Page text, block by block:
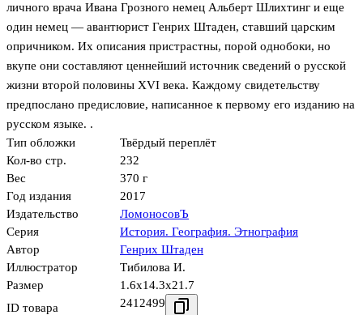
личного врача Ивана Грозного немец Альберт Шлихтинг и еще
один немец — авантюрист Генрих Штаден, ставший царским
опричником. Их описания пристрастны, порой однобоки, но
вкупе они составляют ценнейший источник сведений о русской
жизни второй половины XVI века. Каждому свидетельству
предпослано предисловие, написанное к первому его изданию на
русском языке. .
Тип обложки
Твёрдый переплёт
Кол-во стр.
232
Вес
370 г
Год издания
2017
Издательство
ЛомоносовЪ
Серия
История. География. Этнография
Автор
Генрих Штаден
Иллюстратор
Тибилова И.
Размер
1.6x14.3x21.7
ID товара
2412499